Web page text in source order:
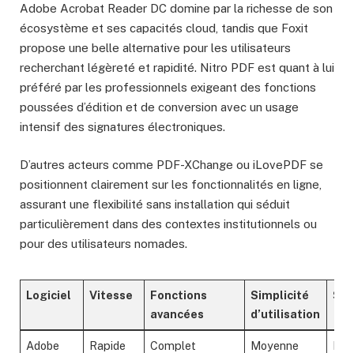
Adobe Acrobat Reader DC domine par la richesse de son
écosystème et ses capacités cloud, tandis que Foxit
propose une belle alternative pour les utilisateurs
recherchant légèreté et rapidité. Nitro PDF est quant à lui
préféré par les professionnels exigeant des fonctions
poussées d’édition et de conversion avec un usage
intensif des signatures électroniques.
D’autres acteurs comme PDF-XChange ou iLovePDF se
positionnent clairement sur les fonctionnalités en ligne,
assurant une flexibilité sans installation qui séduit
particulièrement dans des contextes institutionnels ou
pour des utilisateurs nomades.
Logiciel Vitesse
Fonctions
avancées
Simplicité
d’utilisation
Adobe
Rapide
Complet
Moyenne